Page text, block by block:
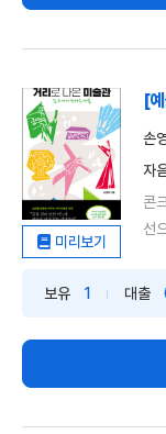
미리보기
[
손
자
콘
선
보유 1 대출